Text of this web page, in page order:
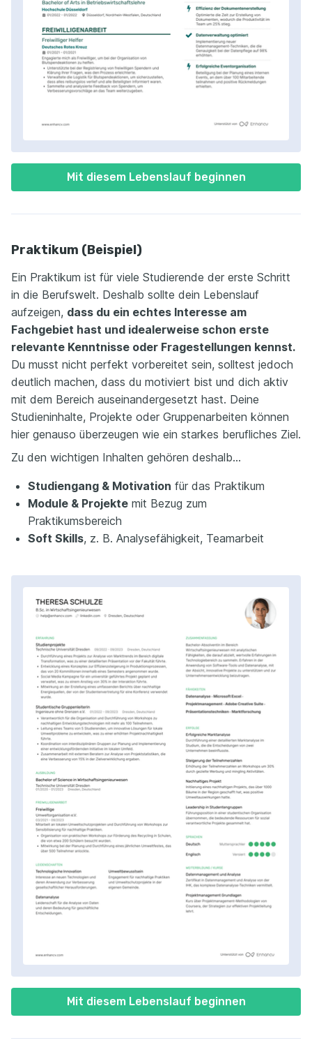
Mit diesem Lebenslauf beginnen
Mit diesem Lebenslauf beginnen
Praktikum (Beispiel)
Ein Praktikum ist für viele Studierende der erste Schritt
in die Berufswelt. Deshalb sollte dein Lebenslauf
aufzeigen, dass du ein echtes Interesse am
Fachgebiet hast und idealerweise schon erste
relevante Kenntnisse oder Fragestellungen kennst.
Du musst nicht perfekt vorbereitet sein, solltest jedoch
deutlich machen, dass du motiviert bist und dich aktiv
mit dem Bereich auseinandergesetzt hast. Deine
Studieninhalte, Projekte oder Gruppenarbeiten können
hier genauso überzeugen wie ein starkes berufliches Ziel.
Zu den wichtigen Inhalten gehören deshalb…
Studiengang & Motivation für das Praktikum
Module & Projekte mit Bezug zum
Praktikumsbereich
Soft Skills, z. B. Analysefähigkeit, Teamarbeit